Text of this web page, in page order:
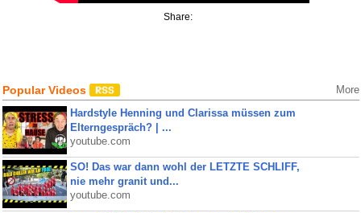
Share:
Popular Videos More
Hardstyle Henning und Clarissa müssen zum
Elterngespräch? | ...
youtube.com
SO! Das war dann wohl der LETZTE SCHLIFF,
nie mehr granit und...
youtube.com